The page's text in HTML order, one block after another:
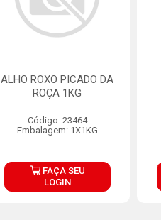
ALHO ROXO PICADO DA
ROÇA 1KG
Código: 23464
Embalagem: 1X1KG
FAÇA SEU
LOGIN